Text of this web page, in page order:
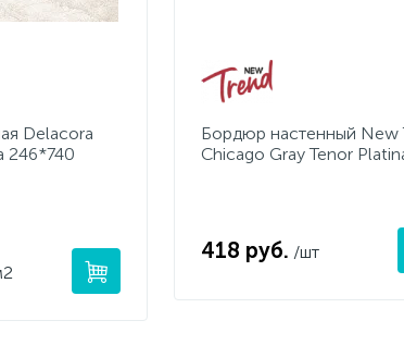
Delacora
246*740
Бордюр настенный New
Chicago Gray Tenor
418 руб. /шт